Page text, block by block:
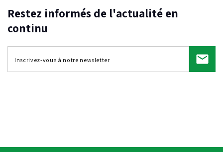
Restez informés de l'actualité en
continu